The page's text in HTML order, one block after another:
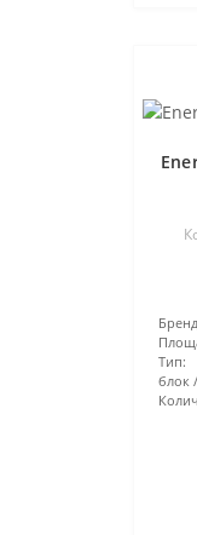
Тип:
блок